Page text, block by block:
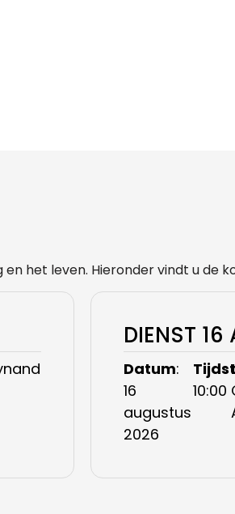
het leven. Hieronder vindt u de
DIENST 16
Datum:
16
augustus
2026
10:00